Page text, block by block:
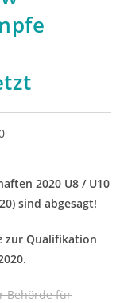
2020 U8 / U10
sind abgesagt!
zur Qualifikation
Behörde für